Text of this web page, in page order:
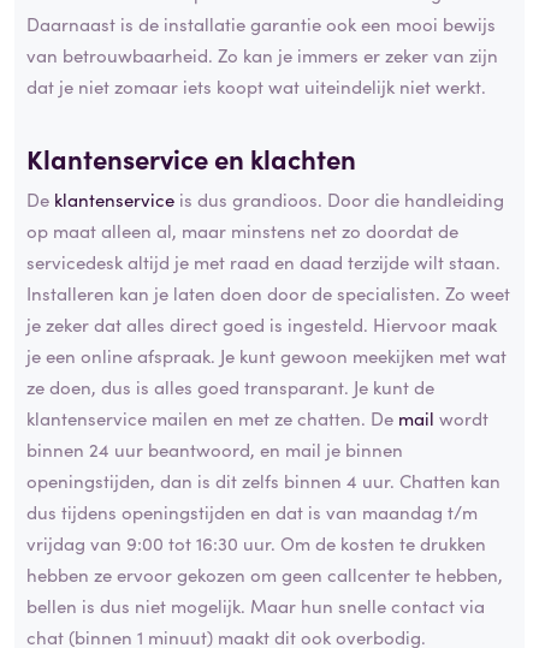
Daarnaast is de installatie garantie ook een mooi bewijs
van betrouwbaarheid. Zo kan je immers er zeker van zijn
dat je niet zomaar iets koopt wat uiteindelijk niet werkt.
Klantenservice en klachten
De klantenservice is dus grandioos. Door die handleiding
op maat alleen al, maar minstens net zo doordat de
servicedesk altijd je met raad en daad terzijde wilt staan.
Installeren kan je laten doen door de specialisten. Zo weet
je zeker dat alles direct goed is ingesteld. Hiervoor maak
je een online afspraak. Je kunt gewoon meekijken met wat
ze doen, dus is alles goed transparant. Je kunt de
klantenservice mailen en met ze chatten. De mail wordt
binnen 24 uur beantwoord, en mail je binnen
openingstijden, dan is dit zelfs binnen 4 uur. Chatten kan
dus tijdens openingstijden en dat is van maandag t/m
vrijdag van 9:00 tot 16:30 uur. Om de kosten te drukken
hebben ze ervoor gekozen om geen callcenter te hebben,
bellen is dus niet mogelijk. Maar hun snelle contact via
chat (binnen 1 minuut) maakt dit ook overbodig.